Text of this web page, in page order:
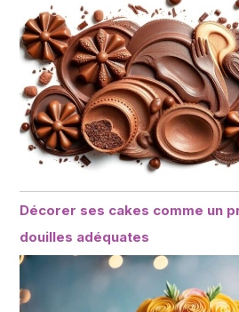
Décorer ses cakes comme un
douilles adéquates